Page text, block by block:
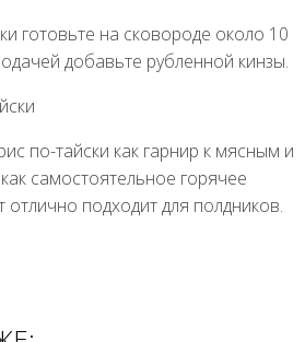
готовьте на сковороде около 10
добавьте рубленной кинзы.
по-тайски как гарнир к мясным и
самостоятельное горячее
подходит для полдников.